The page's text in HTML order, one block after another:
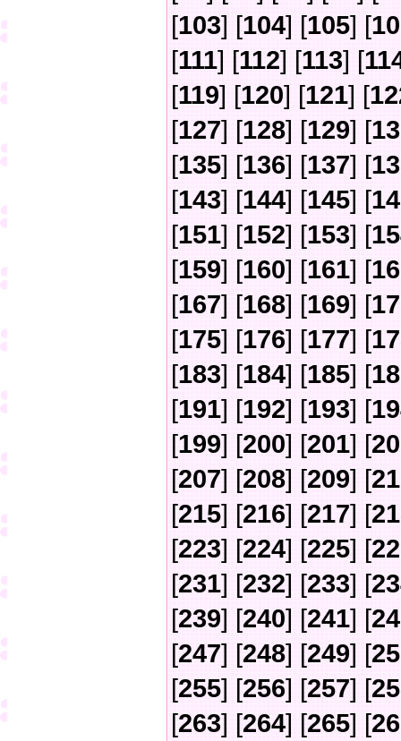
[103] [104] [105] [
[111] [112] [113] [
[119] [120] [121] [
[127] [128] [129] [
[135] [136] [137] [
[143] [144] [145] [
[151] [152] [153] [
[159] [160] [161] [
[167] [168] [169] [
[175] [176] [177] [
[183] [184] [185] [
[191] [192] [193] [
[199] [200] [201] [
[207] [208] [209] [
[215] [216] [217] [
[223] [224] [225] [
[231] [232] [233] [
[239] [240] [241] [
[247] [248] [249] [
[255] [256] [257] [
[263] [264] [265] [